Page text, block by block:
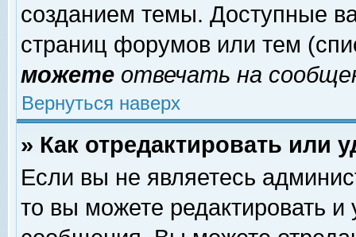
созданием темы. Доступные
страниц форумов или тем
можете отвечать на
Вернуться наверх
» Как отредактировать или
Если вы не являетесь
то вы можете редактировать и